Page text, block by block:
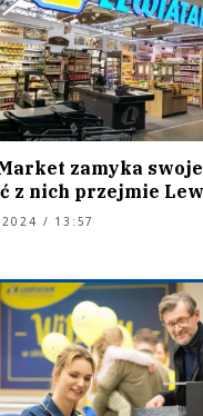
zamyka
z nich przejmie
/ 13:57